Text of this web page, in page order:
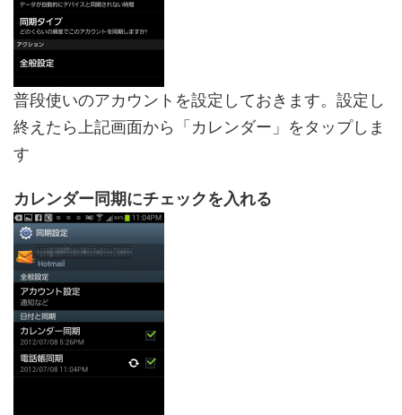
普段使いのアカウントを設定しておきます。設定し
終えたら上記画面から「カレンダー」をタップしま
す
カレンダー同期にチェックを入れる